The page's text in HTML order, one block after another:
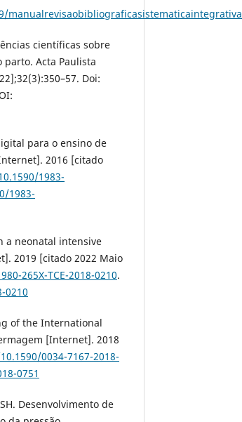
manualrevisaobibliograficasistematicaintegrativa
científicas sobre
Acta Paulista
Doi:
para o ensino de
2016 [citado
1983-
1983-
a neonatal intensive
2019 [citado 2022 Maio
265X-TCE-2018-0210.
0210
of the International
[Internet]. 2018
0034-7167-2018-
0751
Desenvolvimento de